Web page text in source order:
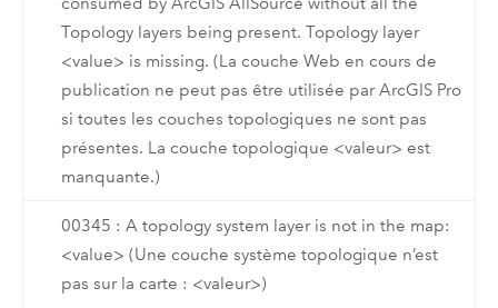
Topology layers being present. Topology layer
<value> is missing. (La couche Web en cours de
publication ne peut pas être utilisée par ArcGIS Pro
si toutes les couches topologiques ne sont pas
présentes. La couche topologique <valeur> est
manquante.)
00345 : A topology system layer is not in the map:
<value> (Une couche système topologique n’est
pas sur la carte : <valeur>)